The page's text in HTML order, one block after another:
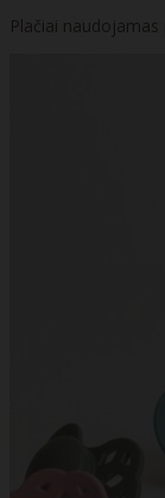
Plačiai naudojamas